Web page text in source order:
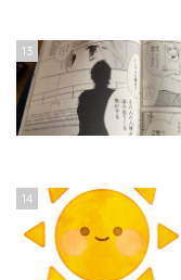
13
14